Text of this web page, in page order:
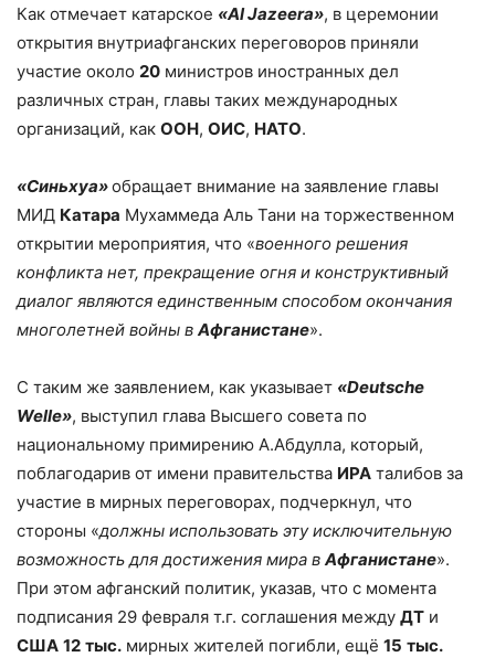
Как отмечает катарское «Al Jazeera», в церемонии
открытия внутриафганских переговоров приняли
участие около 20 министров иностранных дел
различных стран, главы таких международных
организаций, как ООН, ОИС, НАТО.
«Синьхуа»обращает внимание на заявление главы
МИД Катара Мухаммеда Аль Тани на торжественном
открытии мероприятия, что «военного решения
конфликта нет, прекращение огня и конструктивный
диалог являются единственным способом окончания
многолетней войны в Афганистане».
С таким же заявлением, как указывает «Deutsche
Welle», выступил глава Высшего совета по
национальному примирению А.Абдулла, который,
поблагодарив от имени правительства ИРА талибов за
участие в мирных переговорах, подчеркнул, что
стороны «должны использовать эту исключительную
возможность для достижения мира в Афганистане».
При этом афганский политик, указав, что с момента
подписания 29 февраля т.г. соглашения между ДТ и
США 12 тыс. мирных жителей погибли, ещё 15 тыс.